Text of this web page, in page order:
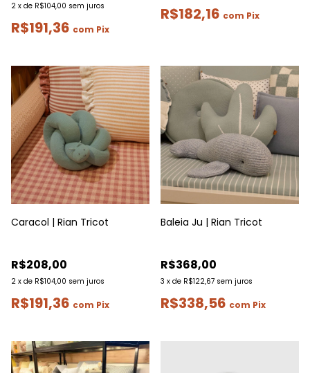
2 x de R$104,00 sem juros
R$191,36 com Pix
R$182,16 com Pix
Caracol | Rian Tricot
R$208,00
2 x de R$104,00 sem juros
R$191,36 com Pix
Baleia Ju | Rian Tricot
R$368,00
3 x de R$122,67 sem juros
R$338,56 com Pix